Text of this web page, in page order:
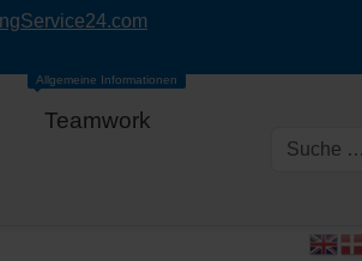
Teamwork
Allgemeine Informationen